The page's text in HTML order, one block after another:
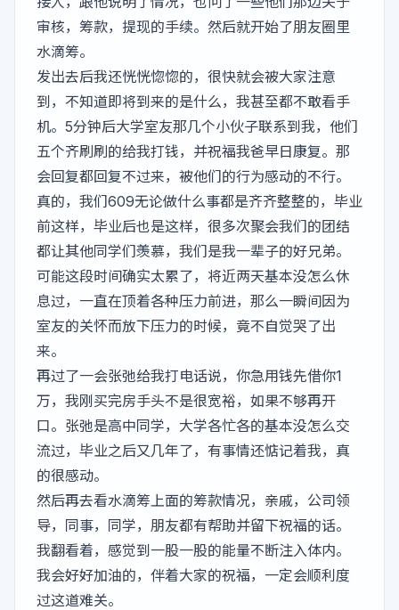
审核，筹款，提现的手续。然后就开始了朋友圈里
水滴筹。
发出去后我还恍恍惚惚的，很快就会被大家注意
到，不知道即将到来的是什么，我甚至都不敢看手
机。5分钟后大学室友那几个小伙子联系到我，他们
五个齐刷刷的给我打钱，并祝福我爸早日康复。那
会回复都回复不过来，被他们的行为感动的不行。
真的，我们609无论做什么事都是齐齐整整的，毕业
前这样，毕业后也是这样，很多次聚会我们的团结
都让其他同学们羡慕，我们是我一辈子的好兄弟。
可能这段时间确实太累了，将近两天基本没怎么休
息过，一直在顶着各种压力前进，那么一瞬间因为
室友的关怀而放下压力的时候，竟不自觉哭了出
来。
再过了一会张弛给我打电话说，你急用钱先借你1
万，我刚买完房手头不是很宽裕，如果不够再开
口。张弛是高中同学，大学各忙各的基本没怎么交
流过，毕业之后又几年了，有事情还惦记着我，真
的很感动。
然后再去看水滴筹上面的筹款情况，亲戚，公司领
导，同事，同学，朋友都有帮助并留下祝福的话。
我翻看着，感觉到一股一股的能量不断注入体内。
我会好好加油的，伴着大家的祝福，一定会顺利度
过这道难关。